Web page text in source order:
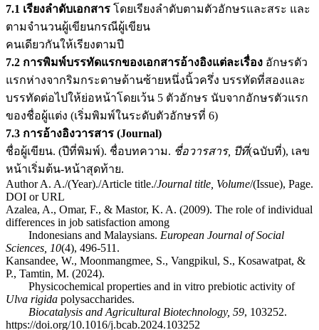
7.1 เรียงลำดับเอกสาร โดยเรียงลำดับตามตัวอักษรและสระ และ
ตามจำนวนผู้เขียนกรณีผู้เขียน
คนเดียวกันให้เรียงตามปี
7.2 การพิมพ์บรรทัดแรกของเอกสารอ้างอิงแต่ละเรื่อง อักษรตัว
แรกห่างจากริมกระดาษด้านซ้ายหนึ่งนิ้วครึ่ง บรรทัดที่สองและ
บรรทัดต่อไปให้ย่อหน้าโดยเว้น 5 ตัวอักษร นับจากอักษรตัวแรก
ของชื่อผู้แต่ง (เริ่มพิมพ์ในระดับตัวอักษรที่ 6)
7.3 การอ้างอิงวารสาร (Journal)
ชื่อผู้เขียน. (ปีที่พิมพ์). ชื่อบทความ. ชื่อวารสาร, ปีที่(ฉบับที่), เลข
หน้าเริ่มต้น-หน้าสุดท้าย.
Author A. A./(Year)./Article title./Journal title, Volume/(Issue), Page.
DOI or URL
Azalea, A., Omar, F., & Mastor, K. A. (2009). The role of individual
differences in job satisfaction among
Indonesians and Malaysians. European Journal of Social
Sciences, 10(4), 496-511.
Kansandee, W., Moonmangmee, S., Vangpikul, S., Kosawatpat, &
P., Tamtin, M. (2024).
Physicochemical properties and in vitro prebiotic activity of
Ulva rigida polysaccharides.
Biocatalysis and Agricultural Biotechnology, 59, 103252.
https://doi.org/10.1016/j.bcab.2024.103252